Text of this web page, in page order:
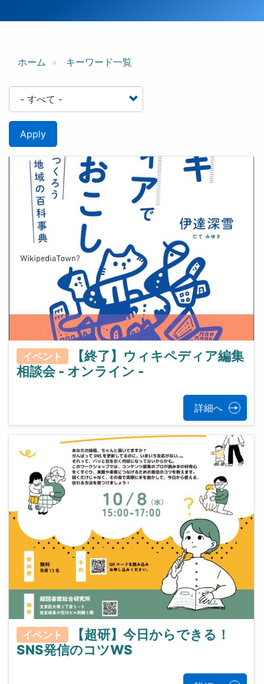
ホーム キーワード一覧
Apply
イベント
【終了】ウィキペディア編集
相談会 - オンライン -
詳細へ
イベント
【超研】今日からできる！
SNS発信のコツWS